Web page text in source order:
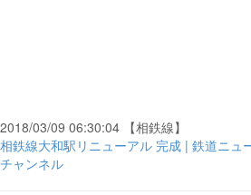
2018/03/09 06:30:04 【相鉄線】
相鉄線大和駅リニューアル 完成 | 鉄道ニュ
チャンネル